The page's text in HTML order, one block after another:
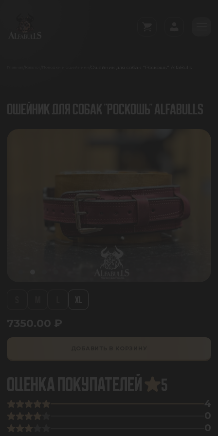
Ошейник для собак "Роскошь" AlfaBulls
ОШЕЙНИК ДЛЯ СОБАК "РОСКОШЬ" ALFABULLS
XL
7350.00 ₽
ОЦЕНКА ПОКУПАТЕЛЕЙ 5
4
0
0